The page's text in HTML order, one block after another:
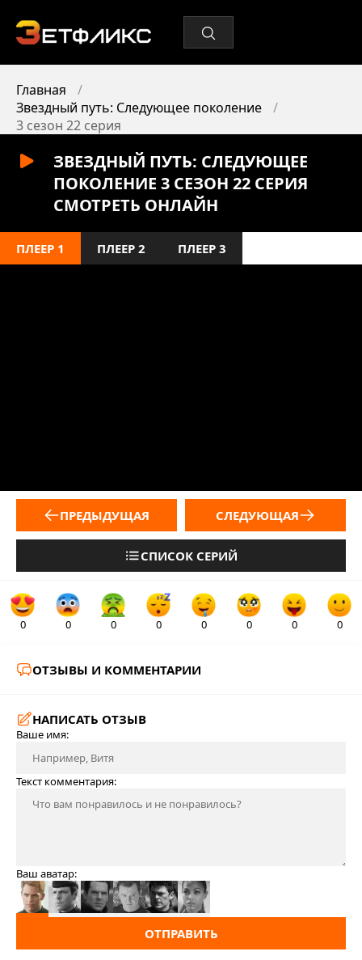
Главная
Звездный путь: Следующее поколение
3 сезон 22 серия
ЗВЕЗДНЫЙ ПУТЬ: СЛЕДУЮЩЕЕ
ПОКОЛЕНИЕ 3 СЕЗОН 22 СЕРИЯ
СМОТРЕТЬ ОНЛАЙН
ПЛЕЕР 1 ПЛЕЕР 2 ПЛЕЕР 3
ПРЕДЫДУЩАЯ
СПИСОК СЕРИЙ
СЛЕДУЮЩАЯ
0 0 0 0 0 0 0 0
ОТЗЫВЫ И КОММЕНТАРИИ
НАПИСАТЬ ОТЗЫВ
Ваше имя:
Текст комментария:
Ваш аватар:
ОТПРАВИТЬ